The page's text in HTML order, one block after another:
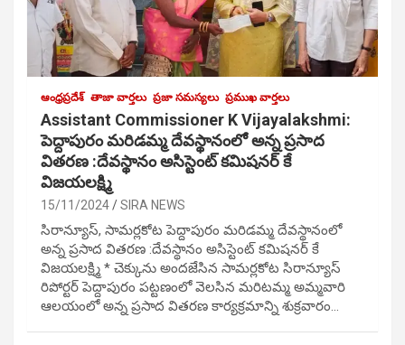
ఆంధ్రప్రదేశ్ తాజా వార్తలు ప్రజా సమస్యలు ప్రముఖ వార్తలు
Assistant Commissioner K Vijayalakshmi:
పెద్దాపురం మరిడమ్మ దేవస్థానంలో అన్న ప్రసాద
వితరణ :దేవస్థానం అసిస్టెంట్ కమిషనర్ కే
విజయలక్ష్మి
15/11/2024 SIRA NEWS
సిరాన్యూస్, సామర్లకోట పెద్దాపురం మరిడమ్మ దేవస్థానంలో
అన్న ప్రసాద వితరణ :దేవస్థానం అసిస్టెంట్ కమిషనర్ కే
విజయలక్ష్మి * చెక్కును అందజేసిన సామర్లకోట సిరాన్యూస్
రిపోర్టర్ పెద్దాపురం పట్టణంలో వెలసిన మరిటమ్మ అమ్మవారి
ఆలయంలో అన్న ప్రసాద వితరణ కార్యక్రమాన్ని శుక్రవారం…